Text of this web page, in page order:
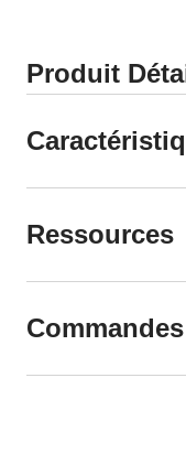
Produit
Ressources